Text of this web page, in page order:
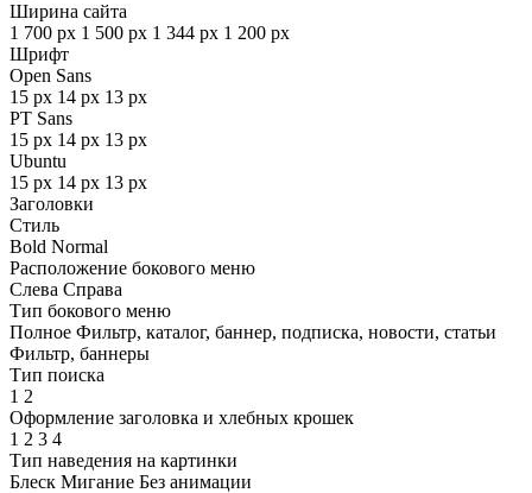
Ширина сайта
1 700 px 1 500 px 1 344 px 1 200 px
Шрифт
Open Sans
15 px 14 px 13 px
PT Sans
15 px 14 px 13 px
Ubuntu
15 px 14 px 13 px
Заголовки
Стиль
Bold Normal
Расположение бокового меню
Слева Справа
Тип бокового меню
Полное Фильтр, каталог, баннер, подписка, новости, статьи
Фильтр, баннеры
Тип поиска
1 2
Оформление заголовка и хлебных крошек
1 2 3 4
Тип наведения на картинки
Блеск Мигание Без анимации